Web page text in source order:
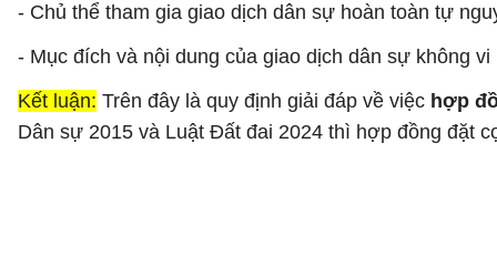
- Chủ thể tham gia giao dịch dân sự hoàn toàn tự
- Mục đích và nội dung của giao dịch dân sự không
Kết luận: Trên đây là quy định giải đáp về việc hợp
Dân sự 2015 và Luật Đất đai 2024 thì hợp đồng đặt